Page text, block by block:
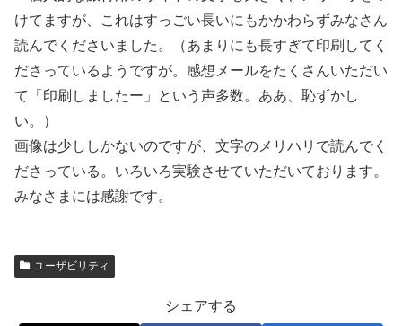
けてますが、これはすっごい長いにもかかわらずみなさん
読んでくださいました。（あまりにも長すぎて印刷してく
ださっているようですが。感想メールをたくさんいただい
て「印刷しましたー」という声多数。ああ、恥ずかし
い。）
画像は少ししかないのですが、文字のメリハリで読んでく
ださっている。いろいろ実験させていただいております。
みなさまには感謝です。
ユーザビリティ
シェアする